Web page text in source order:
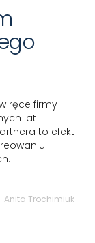
ręce firmy
lat
to efekt
Anita Trochimiuk